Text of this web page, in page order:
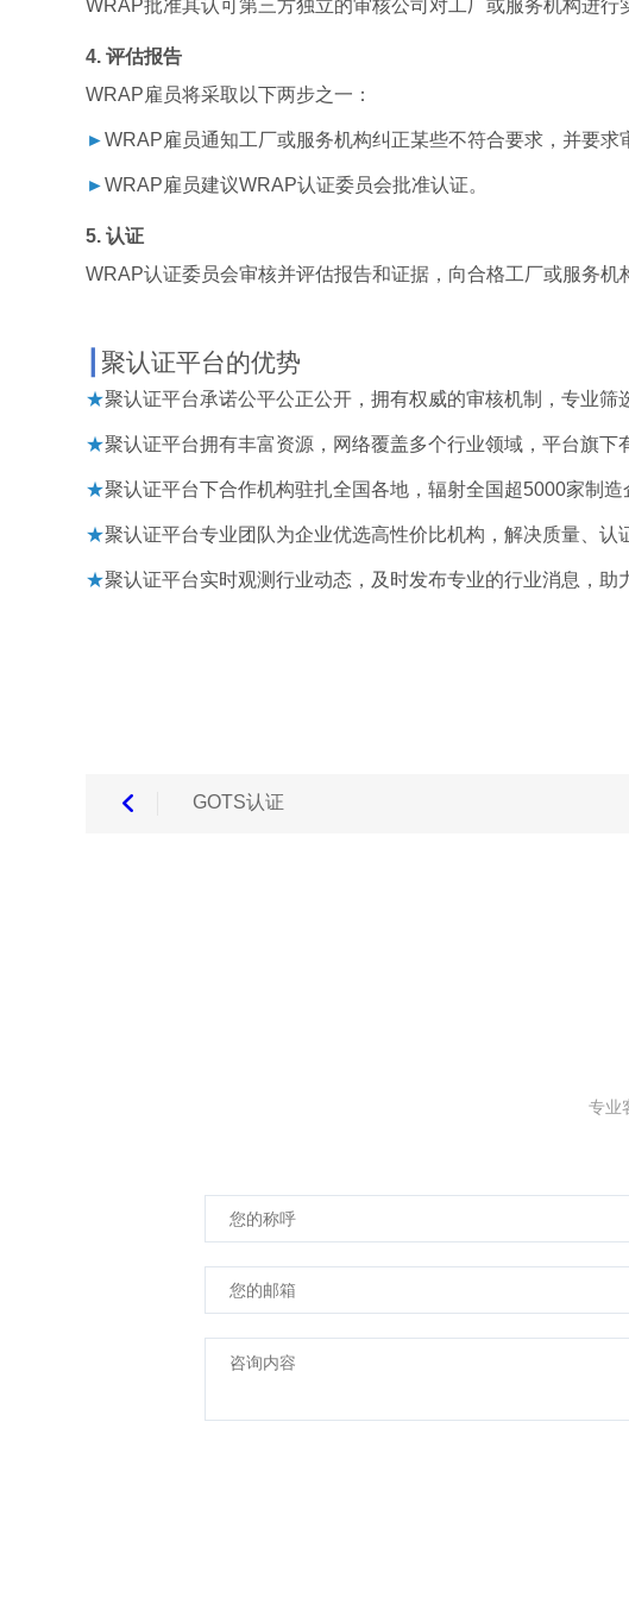
WRAP批准其认可第三方独立的审核公司对工厂或服务机构进行
4. 评估报告
WRAP雇员将采取以下两步之一：
►WRAP雇员通知工厂或服务机构纠正某些不符合要求，并要求
►WRAP雇员建议WRAP认证委员会批准认证。
5. 认证
WRAP认证委员会审核并评估报告和证据，向合格工厂或服务机
聚认证平台的优势
★聚认证平台承诺公平公正公开，拥有权威的审核机制，专业筛
★聚认证平台拥有丰富资源，网络覆盖多个行业领域，平台旗下
★聚认证平台下合作机构驻扎全国各地，辐射全国超5000家制造
★聚认证平台专业团队为企业优选高性价比机构，解决质量、认
★聚认证平台实时观测行业动态，及时发布专业的行业消息，助
GOTS认证
专业